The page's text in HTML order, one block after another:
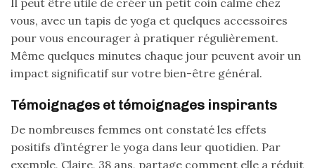
Il peut être utile de créer un petit coin calme chez
vous, avec un tapis de yoga et quelques accessoires
pour vous encourager à pratiquer régulièrement.
Même quelques minutes chaque jour peuvent avoir un
impact significatif sur votre bien-être général.
Témoignages et témoignages inspirants
De nombreuses femmes ont constaté les effets
positifs d’intégrer le yoga dans leur quotidien. Par
exemple, Claire, 38 ans, partage comment elle a réduit